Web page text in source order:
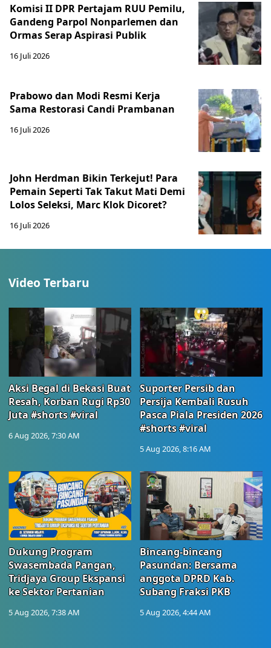
Komisi II DPR Pertajam RUU Pemilu,
Gandeng Parpol Nonparlemen dan
Ormas Serap Aspirasi Publik
16 Juli 2026
Prabowo dan Modi Resmi Kerja
Sama Restorasi Candi Prambanan
16 Juli 2026
John Herdman Bikin Terkejut! Para
Pemain Seperti Tak Takut Mati Demi
Lolos Seleksi, Marc Klok Dicoret?
16 Juli 2026
Video Terbaru
Aksi Begal di Bekasi Buat
Resah, Korban Rugi Rp30
Juta #shorts #viral
6 Aug 2026, 7:30 AM
Suporter Persib dan
Persija Kembali Rusuh
Pasca Piala Presiden 2026
#shorts #viral
5 Aug 2026, 8:16 AM
Dukung Program
Swasembada Pangan,
Tridjaya Group Ekspansi
ke Sektor Pertanian
5 Aug 2026, 7:38 AM
Bincang-bincang
Pasundan: Bersama
anggota DPRD Kab.
Subang Fraksi PKB
5 Aug 2026, 4:44 AM